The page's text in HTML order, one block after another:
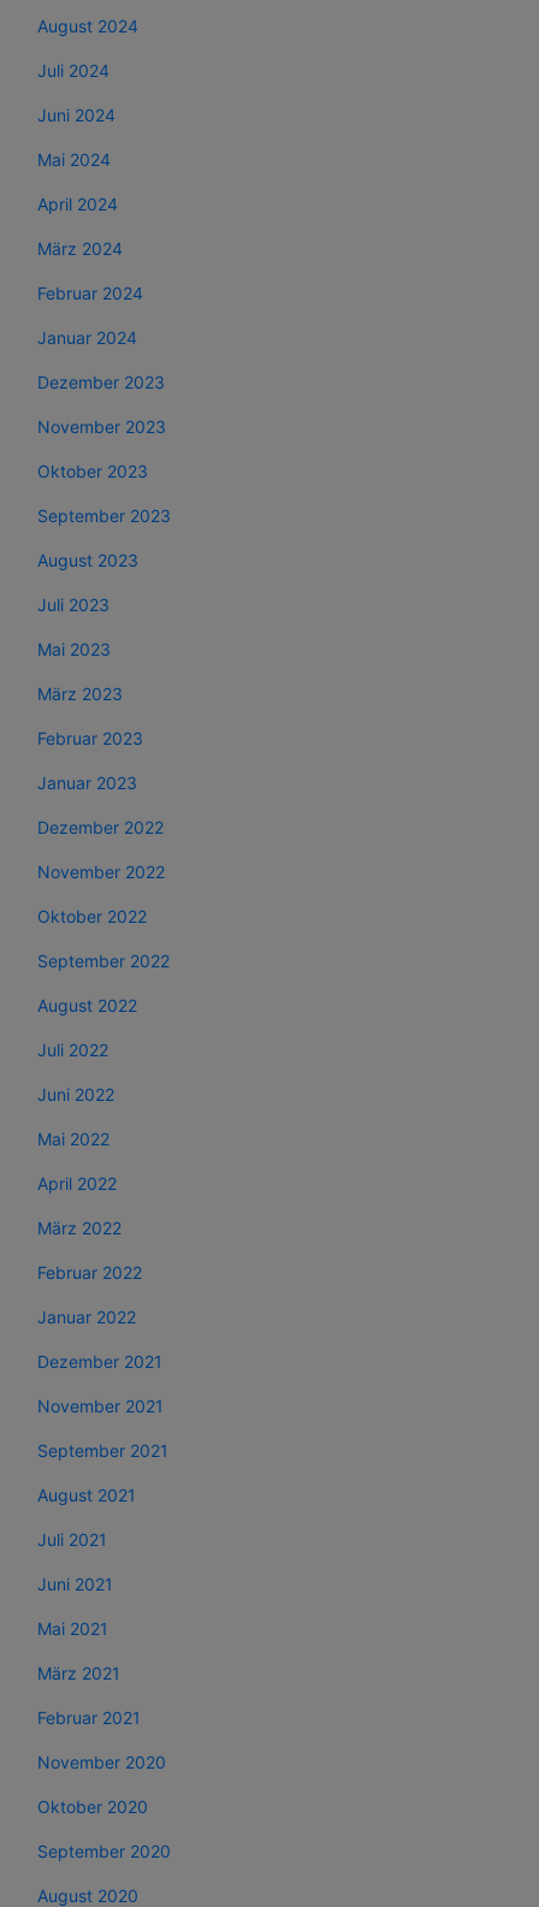
August 2024
Juli 2024
Juni 2024
Mai 2024
April 2024
März 2024
Februar 2024
Januar 2024
Dezember 2023
November 2023
Oktober 2023
September 2023
August 2023
Juli 2023
Mai 2023
März 2023
Februar 2023
Januar 2023
Dezember 2022
November 2022
Oktober 2022
September 2022
August 2022
Juli 2022
Juni 2022
Mai 2022
April 2022
März 2022
Februar 2022
Januar 2022
Dezember 2021
November 2021
September 2021
August 2021
Juli 2021
Juni 2021
Mai 2021
März 2021
Februar 2021
November 2020
Oktober 2020
September 2020
August 2020